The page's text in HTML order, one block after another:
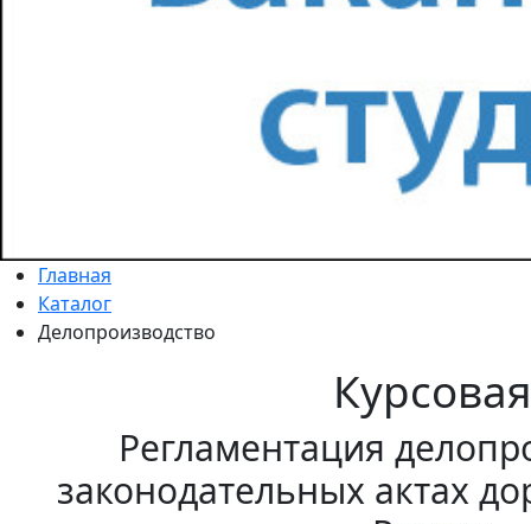
Главная
Каталог
Делопроизводство
Курсовая
Регламентация
законодательных актах